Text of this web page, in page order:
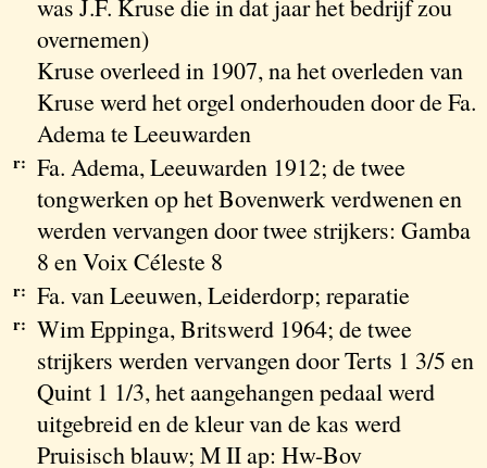
was J.F. Kruse die in dat jaar het bedrijf zou
overnemen)
Kruse overleed in 1907, na het overleden van
Kruse werd het orgel onderhouden door de Fa.
Adema te Leeuwarden
r: Fa. Adema, Leeuwarden 1912; de twee
tongwerken op het Bovenwerk verdwenen en
werden vervangen door twee strijkers: Gamba
8 en Voix Céleste 8
r: Fa. van Leeuwen, Leiderdorp; reparatie
r: Wim Eppinga, Britswerd 1964; de twee
strijkers werden vervangen door Terts 1 3/5 en
Quint 1 1/3, het aangehangen pedaal werd
uitgebreid en de kleur van de kas werd
Pruisisch blauw; M II ap: Hw-Bov